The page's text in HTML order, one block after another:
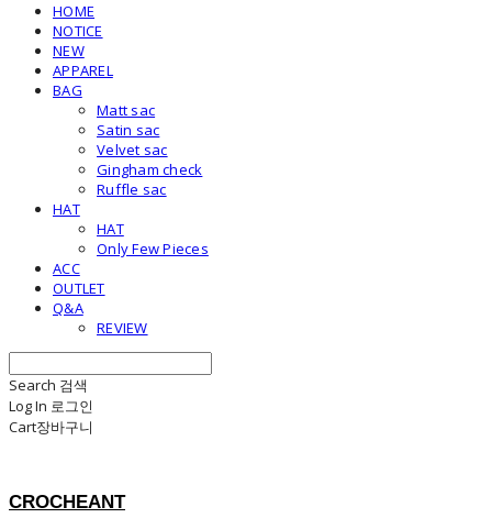
HOME
NOTICE
NEW
APPAREL
BAG
Matt sac
Satin sac
Velvet sac
Gingham check
Ruffle sac
HAT
HAT
Only Few Pieces
ACC
OUTLET
Q&A
REVIEW
Search 검색
Log In 로그인
Cart장바구니
CROCHEANT